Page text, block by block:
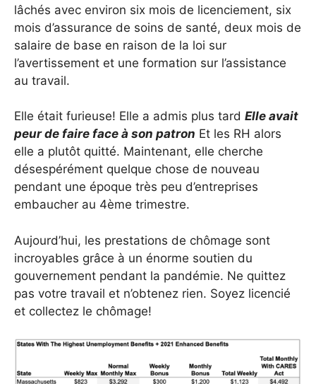
lâchés avec environ six mois de licenciement, six
mois d’assurance de soins de santé, deux mois de
salaire de base en raison de la loi sur
l’avertissement et une formation sur l’assistance
au travail.
Elle était furieuse! Elle a admis plus tard Elle avait
peur de faire face à son patron Et les RH alors
elle a plutôt quitté. Maintenant, elle cherche
désespérément quelque chose de nouveau
pendant une époque très peu d’entreprises
embaucher au 4ème trimestre.
Aujourd’hui, les prestations de chômage sont
incroyables grâce à un énorme soutien du
gouvernement pendant la pandémie. Ne quittez
pas votre travail et n’obtenez rien. Soyez licencié
et collectez le chômage!